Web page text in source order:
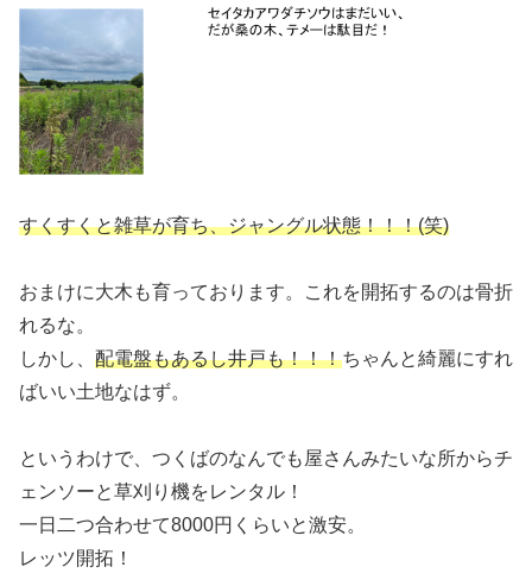
すくすくと雑草が育ち、ジャングル状態！！！(笑)
おまけに大木も育っております。これを開拓するのは骨折
れるな。
しかし、 配電盤もあるし井戸も！！！ちゃんと綺麗にすれ
ばいい土地なはず。
というわけで、つくばのなんでも屋さんみたいな所からチ
ェンソーと草刈り機をレンタル！
一日二つ合わせて8000円くらいと激安。
レッツ開拓！